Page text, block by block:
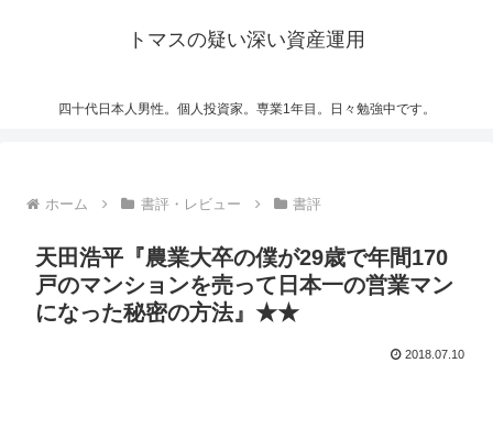
トマスの疑い深い資産運用
四十代日本人男性。個人投資家。専業1年目。日々勉強中です。
ホーム 書評・レビュー 書評
天田浩平『農業大卒の僕が29歳で年間170
戸のマンションを売って日本一の営業マン
になった秘密の方法』★★
2018.07.10